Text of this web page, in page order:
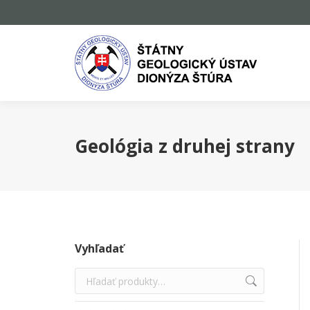
Geológia z druhej strany
Vyhľadať